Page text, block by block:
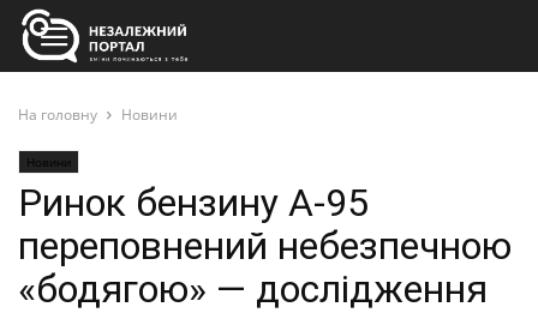
На головну Новини
Новини
Ринок бензину А-95
переповнений небезпечною
«бодягою» — дослідження